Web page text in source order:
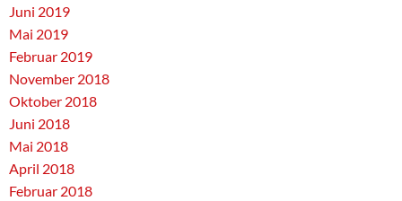
Juni 2019
Mai 2019
Februar 2019
November 2018
Oktober 2018
Juni 2018
Mai 2018
April 2018
Februar 2018